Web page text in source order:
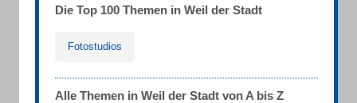
Die Top 100 Themen in Weil der Stadt
Fotostudios
Alle Themen in Weil der Stadt von A bis Z